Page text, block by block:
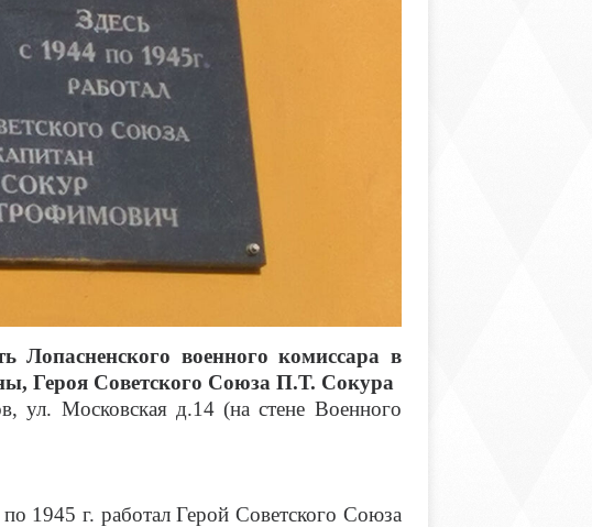
Лопасненского военного комиссара в
Героя Советского Союза П.Т. Сокура
Московская д.14 (на стене Военного
1945 г. работал Герой Советского Союза